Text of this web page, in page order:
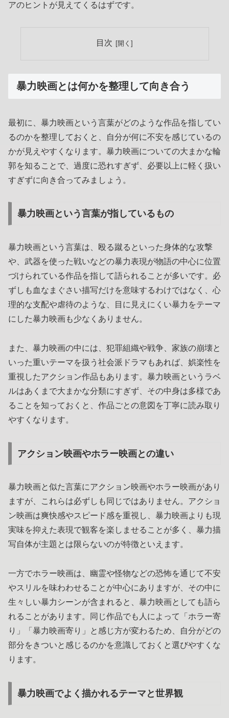
アのヒントが見えてくるはずです。
目次
暴力映画とは何かを整理して向き合う
最初に、暴力映画という言葉がどのような作品を指してい
るのかを整理しておくと、自分が何に不安を感じているの
かが見えやすくなります。暴力映画についての大まかな輪
郭を知ることで、過度に恐れすぎず、必要以上に軽く扱い
すぎずに向き合ってみましょう。
暴力映画という言葉が指しているもの
暴力映画という言葉は、殴る蹴るといった身体的な攻撃
や、武器を使った戦いなどの暴力表現が物語の中心に位置
づけられている作品を指して語られることが多いです。必
ずしも血なまぐさい描写だけを意味するわけではなく、心
理的な支配や虐待のような、目に見えにくい暴力をテーマ
にした暴力映画も少なくありません。
また、暴力映画の中には、犯罪組織や戦争、家族の崩壊と
いった重いテーマを扱う社会派ドラマもあれば、娯楽性を
重視したアクション作品もあります。暴力映画というラベ
ルはあくまで大まかな分類にすぎず、その中身は多様であ
ることを知っておくと、作品ごとの意図を丁寧に読み取り
やすくなります。
アクション映画やホラー映画との違い
暴力映画と似た言葉にアクション映画やホラー映画があり
ますが、これらは必ずしも同じではありません。アクショ
ン映画は爽快感やスピード感を重視し、暴力映画よりも現
実味を抑えた表現で観客を楽しませることが多く、暴力描
写自体が主題とは限らないのが特徴といえます。
一方でホラー映画は、幽霊や怪物などの恐怖を通じて不安
やスリルを味わわせることが中心にありますが、その中に
生々しい暴力シーンが含まれると、暴力映画としても語ら
れることがあります。同じ作品でも人によって「ホラー寄
り」「暴力映画寄り」と感じ方が変わるため、自分がどの
部分をきついと感じるのかを意識しておくと選びやすくな
ります。
暴力映画でよく描かれるテーマと世界観